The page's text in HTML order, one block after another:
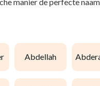
abdellah